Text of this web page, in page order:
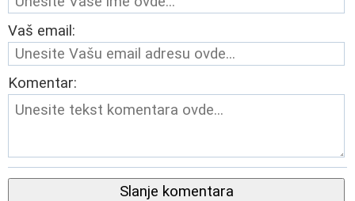
Vaš email:
Komentar:
Slanje komentara